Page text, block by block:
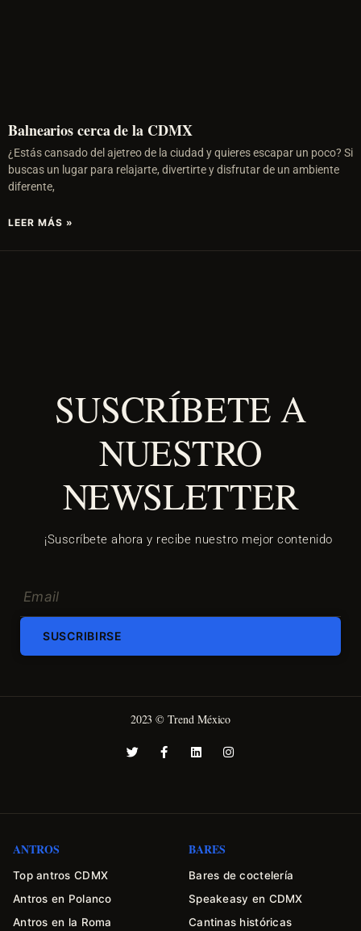
Balnearios cerca de la CDMX
¿Estás cansado del ajetreo de la ciudad y quieres escapar un poco? Si
buscas un lugar para relajarte, divertirte y disfrutar de un ambiente
diferente,
LEER MÁS »
SUSCRÍBETE A
NUESTRO
NEWSLETTER
¡Suscríbete ahora y recibe nuestro mejor contenido
SUSCRIBIRSE
2023 © Trend México
ANTROS
Top antros CDMX
Antros en Polanco
Antros en la Roma
BARES
Bares de coctelería
Speakeasy en CDMX
Cantinas históricas